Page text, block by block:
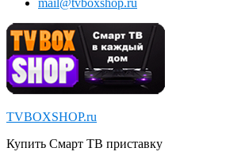
mail@tvboxshop.ru
TVBOXSHOP.ru
Купить Смарт ТВ приставку